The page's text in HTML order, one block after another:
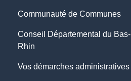
Communauté de Communes
Conseil Départemental du Bas-
Rhin
Vos démarches administratives